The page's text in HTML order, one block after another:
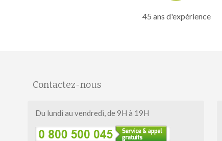
45 ans d'expérience
Contactez-nous
Du lundi au vendredi, de 9H à 19H
Salut c'est nous...